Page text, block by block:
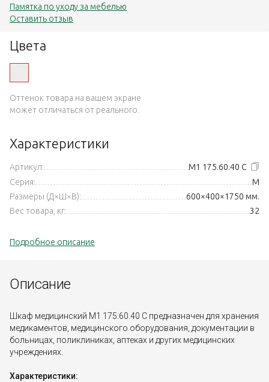
Цвета
Оттенок товара на вашем экране
может отличаться от реального.
Характеристики
Артикул:
М1 175.60.40 С
Серия:
M
Размеры (Д×Ш×В):
600×400×1750 мм.
Вес товара, кг:
32
Подробное описание
Памятка по уходу за мебелью
Оставить отзыв
Описание
Шкаф медицинский М1 175.60.40 С предназначен для хранения
медикаментов, медицинского оборудования, документации в
больницах, поликлиниках, аптеках и других медицинских
учреждениях.
Характеристики: